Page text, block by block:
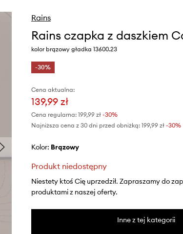
Rains
Rains czapka z daszkiem
kolor brązowy gładka 13600.23
-30%
Cena aktualna:
139,99 zł
Cena regularna: 199,99 zł-30%
Najniższa cena z 30 dni przed obniżką: 199,99 zł -30%
Kolor: brązowy
Produkt niedostępny
Niestety ktoś Cię uprzedził. Zapraszamy do
produktami z naszej oferty.
Inne z tej kategorii